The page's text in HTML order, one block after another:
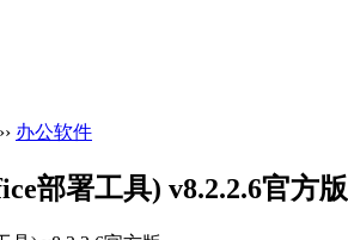
›› 办公软件
部署工具) v8.2.2.6官方版